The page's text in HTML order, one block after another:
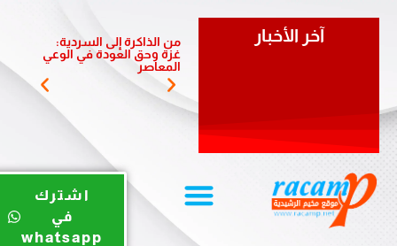
آخر الأخبار
من الذاكرة إلى السردية:
غزة وحق العودة في الوعي
المعاصر
يو
ب
اشترك
في
whatsapp